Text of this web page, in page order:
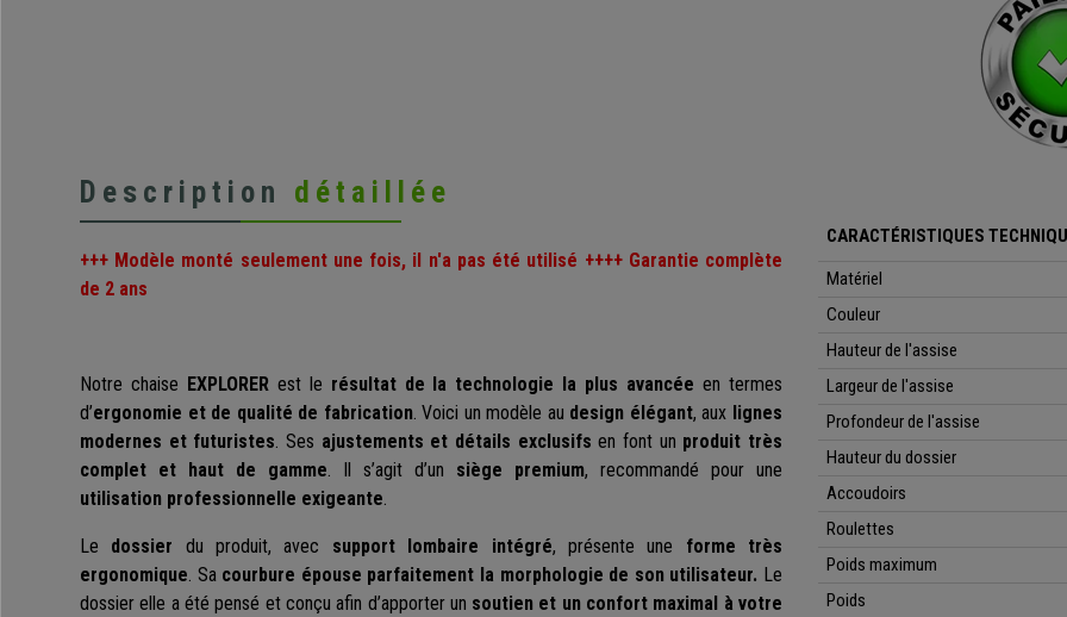
Description détaillée
+++ Modèle monté seulement une fois, il n'a pas été utilisé ++++ Garantie complète
de 2 ans
Notre chaise EXPLORERest le résultat de la technologie la plus avancée en termes
d’ergonomie et de qualité de fabrication. Voici un modèle au design élégant, aux lignes
modernes et futuristes. Ses ajustements et détails exclusifs en font un produit très
complet et haut de gamme. Il s’agit d’un siège premium, recommandé pour une
utilisation professionnelle exigeante.
Le dossier du produit, avec support lombaire intégré, présente une forme très
ergonomique. Sa courbure épouse parfaitement la morphologie de son utilisateur. Le
dossier elle a été pensé et conçu afin d’apporter un soutien et un confort maximal à votre
CARACTÉRISTIQUES
Matériel
Couleur
Hauteur de l'assise
Largeur de l'assise
Profondeur de l'assise
Hauteur du dossier
Accoudoirs
Roulettes
Poids maximum
Poids